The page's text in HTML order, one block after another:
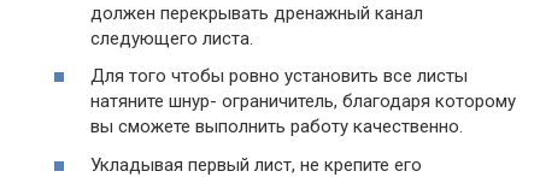
должен перекрывать дренажный канал
следующего листа.
Для того чтобы ровно установить все листы
натяните шнур- ограничитель, благодаря которому
вы сможете выполнить работу качественно.
Укладывая первый лист, не крепите его